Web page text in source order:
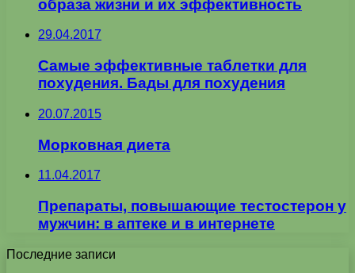
образа жизни и их эффективность
29.04.2017
Самые эффективные таблетки для
похудения. Бады для похудения
20.07.2015
Морковная диета
11.04.2017
Препараты, повышающие тестостерон у
мужчин: в аптеке и в интернете
Последние записи